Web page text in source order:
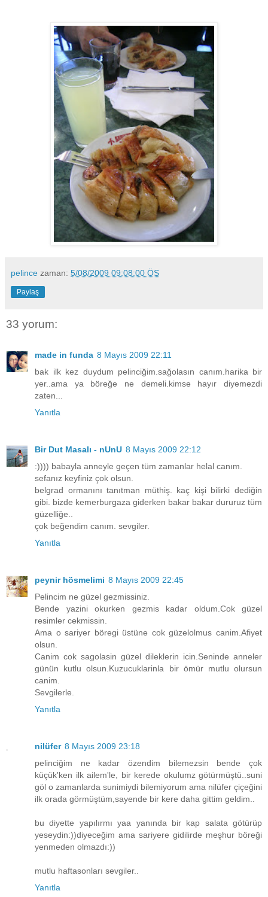
pelince zaman: 5/08/2009 09:08:00 ÖS
Paylaş
33 yorum:
made in funda 8 Mayıs 2009 22:11
bak ilk kez duydum pelinciğim.sağolasın canım.harika bir
yer..ama ya böreğe ne demeli.kimse hayır diyemezdi
zaten...
Yanıtla
Bir Dut Masalı - nUnU 8 Mayıs 2009 22:12
:)))) babayla anneyle geçen tüm zamanlar helal canım.
sefanız keyfiniz çok olsun.
belgrad ormanını tanıtman müthiş. kaç kişi bilirki dediğin
gibi. bizde kemerburgaza giderken bakar bakar dururuz tüm
güzelliğe..
çok beğendim canım. sevgiler.
Yanıtla
peynir hösmelimi 8 Mayıs 2009 22:45
Pelincim ne güzel gezmissiniz.
Bende yazini okurken gezmis kadar oldum.Cok güzel
resimler cekmissin.
Ama o sariyer böregi üstüne cok güzelolmus canim.Afiyet
olsun.
Canim cok sagolasin güzel dileklerin icin.Seninde anneler
günün kutlu olsun.Kuzucuklarinla bir ömür mutlu olursun
canim.
Sevgilerle.
Yanıtla
nilüfer 8 Mayıs 2009 23:18
pelinciğim ne kadar özendim bilemezsin bende çok
küçük'ken ilk ailem'le, bir kerede okulumz götürmüştü..suni
göl o zamanlarda sunimiydi bilemiyorum ama nilüfer çiçeğini
ilk orada görmüştüm,sayende bir kere daha gittim geldim..
bu diyette yapılırmı yaa yanında bir kap salata götürüp
yeseydin:))diyeceğim ama sariyere gidilirde meşhur böreği
yenmeden olmazdı:))
mutlu haftasonları sevgiler..
Yanıtla